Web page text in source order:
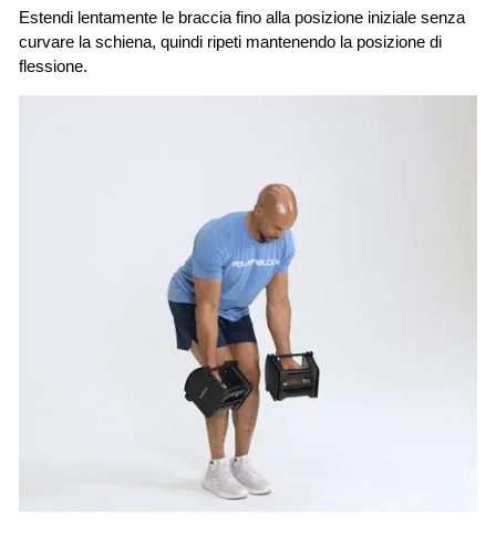
Estendi lentamente le braccia fino alla posizione iniziale senza
curvare la schiena, quindi ripeti mantenendo la posizione di
flessione.